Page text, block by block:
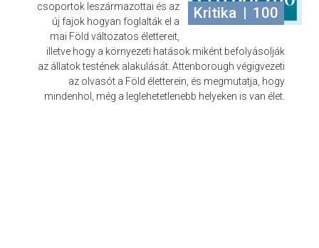
Kritika | 100
csoportok leszármazottai és az
új fajok hogyan foglalták el a
mai Föld változatos élettereit,
illetve hogy a környezeti hatások miként befolyásolják
az állatok testének alakulását. Attenborough végigvezeti
az olvasót a Föld életterein, és megmutatja, hogy
mindenhol, még a leglehetetlenebb helyeken is van élet.